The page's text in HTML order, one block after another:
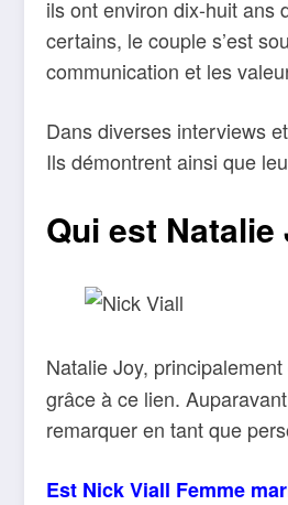
ils ont environ dix-huit ans
certains, le couple s’est
communication et les
Dans diverses interviews
Ils démontrent ainsi que
Qui est Natalie
Natalie Joy,
grâce à ce lien.
remarquer en tant que
Est Nick Viall Femme